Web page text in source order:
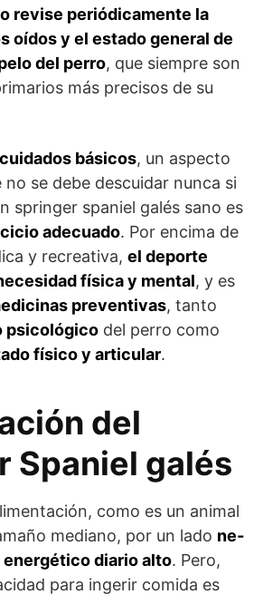
revise periódicamente la
oídos y el estado general de
del perro, que siempre son
más precisos de su
cuidados básicos, un aspecto
se debe descuidar nunca si
springer spaniel galés sano es
adecuado. Por encima de
y recreativa, el deporte
física y mental, y es
preventivas, tanto
psicológico del perro como
físico y articular.
del
Spaniel galés
como es un animal
mediano, por un lado ne­
diario alto. Pero,
para ingerir comida es